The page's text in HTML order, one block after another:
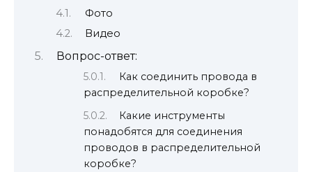
Фото
Видео
Вопрос-ответ:
Как соединить провода в
распределительной коробке?
Какие инструменты
понадобятся для соединения
проводов в распределительной
коробке?